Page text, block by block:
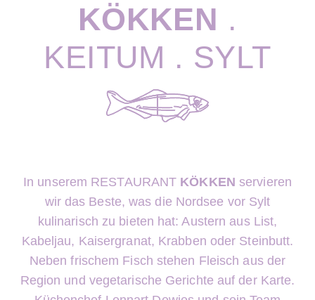
KÖKKEN .
KEITUM . SYLT
In unserem RESTAURANT KÖKKEN servieren
wir das Beste, was die Nordsee vor Sylt
kulinarisch zu bieten hat: Austern aus List,
Kabeljau, Kaisergranat, Krabben oder Steinbutt.
Neben frischem Fisch stehen Fleisch aus der
Region und vegetarische Gerichte auf der Karte.